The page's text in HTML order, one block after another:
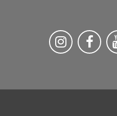
Bistum